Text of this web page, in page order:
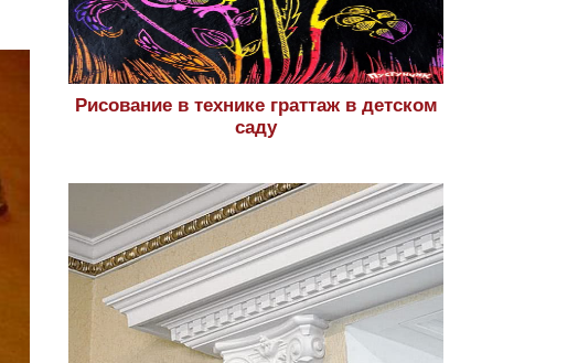
Рисование в технике граттаж в детском
саду